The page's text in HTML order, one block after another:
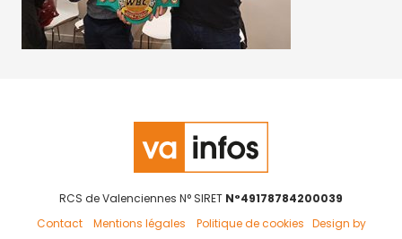
RCS de Valenciennes N° SIRET N°49178784200039
Contact
Mentions légales Politique de cookies Design by